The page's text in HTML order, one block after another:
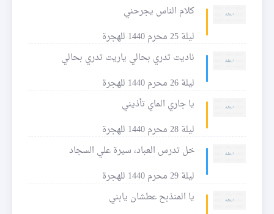
كلام الناس يجرحني
ليلة 25 محرم 1440 للهجرة
ناديت تدري بحالي ياريت تدري بحالي
ليلة 26 محرم 1440 للهجرة
يا جاري الماي تأذيني
ليلة 28 محرم 1440 للهجرة
خل تدرس العباد، سيرة علي السجاد
ليلة 29 محرم 1440 للهجرة
يا المنذبح عطشان يابني